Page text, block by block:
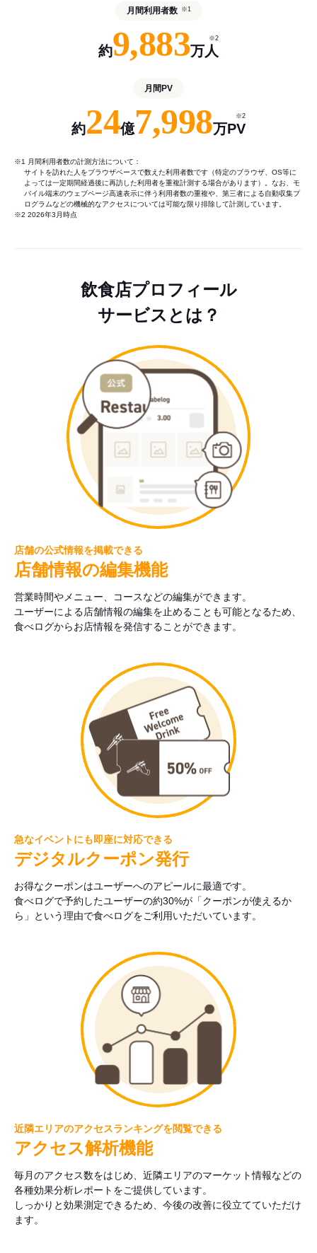
月間利用者数 ※1
約9,883万人
※2
月間PV
約24億7,998万PV
※2
※1 月間利用者数の計測方法について：
サイトを訪れた人をブラウザベースで数えた利用者数です（特定のブラウザ、OS等に
よっては一定期間経過後に再訪した利用者を重複計測する場合があります）。なお、モ
バイル端末のウェブページ高速表示に伴う利用者数の重複や、第三者による自動収集プ
ログラムなどの機械的なアクセスについては可能な限り排除して計測しています。
※2 2026年3月時点
飲食店プロフィール
サービスとは？
店舗の公式情報を掲載できる
店舗情報の編集機能
営業時間やメニュー、コースなどの編集ができます。
ユーザーによる店舗情報の編集を止めることも可能となるため、
食べログからお店情報を発信することができます。
急なイベントにも即座に対応できる
デジタルクーポン発行
お得なクーポンはユーザーへのアピールに最適です。
食べログで予約したユーザーの約30%が「クーポンが使えるか
ら」という理由で食べログをご利用いただいています。
近隣エリアのアクセスランキングを閲覧できる
アクセス解析機能
毎月のアクセス数をはじめ、近隣エリアのマーケット情報などの
各種効果分析レポートをご提供しています。
しっかりと効果測定できるため、今後の改善に役立てていただけ
ます。